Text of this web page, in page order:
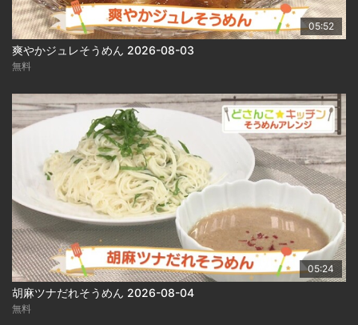
05:52
爽やかジュレそうめん 2026-08-03
無料
05:24
胡麻ツナだれそうめん 2026-08-04
無料